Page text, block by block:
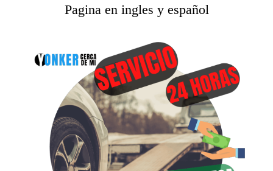
Pagina en ingles y español